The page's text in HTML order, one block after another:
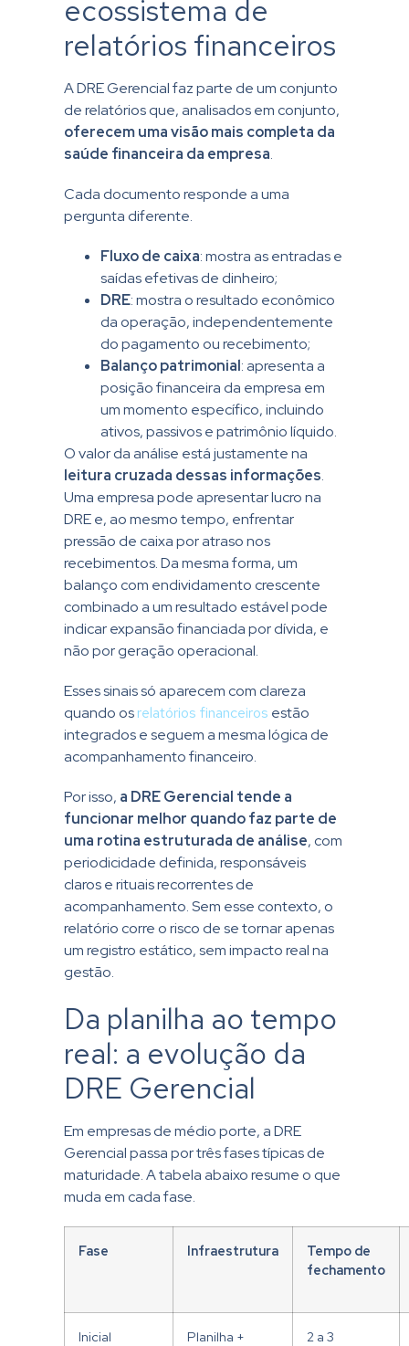
ecossistema de
relatórios financeiros
A DRE Gerencial faz parte de um conjunto
de relatórios que, analisados em conjunto,
oferecem uma visão mais completa da
saúde financeira da empresa.
Cada documento responde a uma
pergunta diferente.
Fluxo de caixa: mostra as entradas e
saídas efetivas de dinheiro;
DRE: mostra o resultado econômico
da operação, independentemente
do pagamento ou recebimento;
Balanço patrimonial: apresenta a
posição financeira da empresa em
um momento específico, incluindo
ativos, passivos e patrimônio líquido.
O valor da análise está justamente na
leitura cruzada dessas informações.
Uma empresa pode apresentar lucro na
DRE e, ao mesmo tempo, enfrentar
pressão de caixa por atraso nos
recebimentos. Da mesma forma, um
balanço com endividamento crescente
combinado a um resultado estável pode
indicar expansão financiada por dívida, e
não por geração operacional.
Esses sinais só aparecem com clareza
quando osrelatórios financeiros estão
integrados e seguem a mesma lógica de
acompanhamento financeiro.
Por isso, a DRE Gerencial tende a
funcionar melhor quando faz parte de
uma rotina estruturada de análise, com
periodicidade definida, responsáveis
claros e rituais recorrentes de
acompanhamento. Sem esse contexto, o
relatório corre o risco de se tornar apenas
um registro estático, sem impacto real na
gestão.
Da planilha ao tempo
real: a evolução da
DRE Gerencial
Em empresas de médio porte, a DRE
Gerencial passa por três fases típicas de
maturidade. A tabela abaixo resume o que
muda em cada fase.
Fase Infraestrutura
Tempo de
fechamento
Inicial
Planilha +
2 a 3